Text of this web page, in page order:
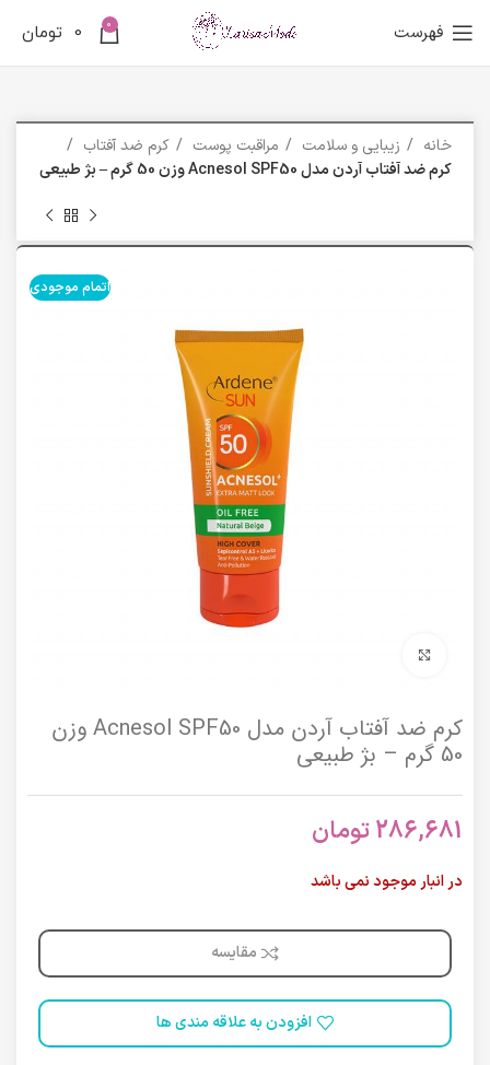
فهرست 0
0 تومان
خانه زیبایی و سلامت مراقبت پوست
کرم ضد آفتاب
کرم ضد آفتاب آردن مدل Acnesol SPF50 وزن 50 گرم – بژ طبیعی
اتمام موجودی
کرم ضد آفتاب آردن مدل Acnesol SPF50 وزن
50 گرم – بژ طبیعی
286,681تومان
در انبار موجود نمی باشد
مقایسه
افزودن به علاقه مندی ها